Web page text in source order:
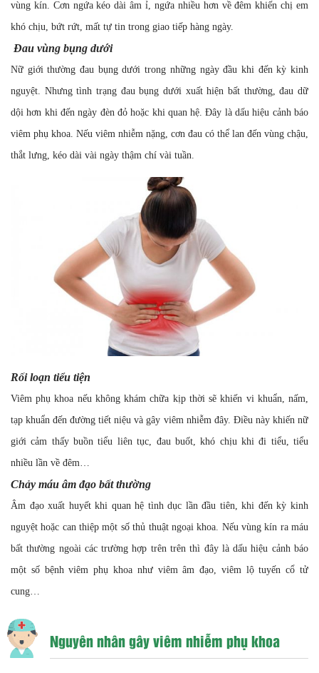
vùng kín. Cơn ngứa kéo dài âm ỉ, ngứa nhiều hơn về đêm khiến chị em
khó chịu, bứt rứt, mất tự tin trong giao tiếp hàng ngày.
Đau vùng bụng dưới
Nữ giới thường đau bụng dưới trong những ngày đầu khi đến kỳ kinh
nguyệt. Nhưng tình trạng đau bụng dưới xuất hiện bất thường, đau dữ
dội hơn khi đến ngày đèn đỏ hoặc khi quan hệ. Đây là dấu hiệu cảnh báo
viêm phụ khoa. Nếu viêm nhiễm nặng, cơn đau có thể lan đến vùng chậu,
thắt lưng, kéo dài vài ngày thậm chí vài tuần.
Rối loạn tiểu tiện
Viêm phụ khoa nếu không khám chữa kịp thời sẽ khiến vi khuẩn, nấm,
tạp khuẩn đến đường tiết niệu và gây viêm nhiễm đây. Điều này khiến nữ
giới cảm thấy buồn tiểu liên tục, đau buốt, khó chịu khi đi tiểu, tiểu
nhiều lần về đêm…
Chảy máu âm đạo bất thường
Âm đạo xuất huyết khi quan hệ tình dục lần đầu tiên, khi đến kỳ kinh
nguyệt hoặc can thiệp một số thủ thuật ngoại khoa. Nếu vùng kín ra máu
bất thường ngoài các trường hợp trên trên thì đây là dấu hiệu cảnh báo
một số bệnh viêm phụ khoa như viêm âm đạo, viêm lộ tuyến cổ tử
cung…
Nguyên nhân gây viêm nhiễm phụ khoa